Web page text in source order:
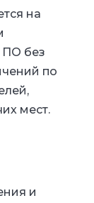
на
ПО без
по
мест.
и